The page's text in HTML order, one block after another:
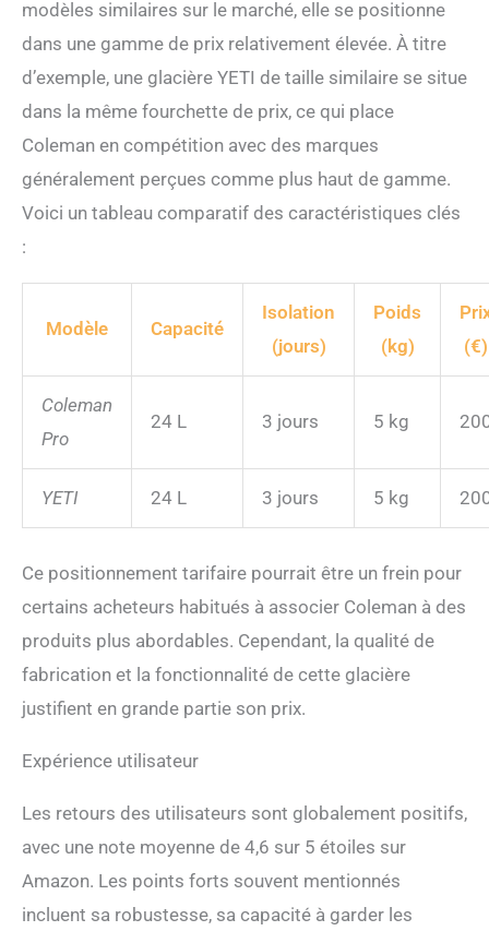
modèles similaires sur le marché, elle se positionne
dans une gamme de prix relativement élevée. À titre
d’exemple, une glacière YETI de taille similaire se situe
dans la même fourchette de prix, ce qui place
Coleman en compétition avec des marques
généralement perçues comme plus haut de gamme.
Voici un tableau comparatif des caractéristiques clés
:
Modèle Capacité
Isolation
(jours)
Poids
(kg)
(€)
Coleman
Pro
24 L 3 jours 5 kg
YETI 24 L 3 jours 5 kg
Ce positionnement tarifaire pourrait être un frein pour
certains acheteurs habitués à associer Coleman à des
produits plus abordables. Cependant, la qualité de
fabrication et la fonctionnalité de cette glacière
justifient en grande partie son prix.
Expérience utilisateur
Les retours des utilisateurs sont globalement positifs,
avec une note moyenne de 4,6 sur 5 étoiles sur
Amazon. Les points forts souvent mentionnés
incluent sa robustesse, sa capacité à garder les